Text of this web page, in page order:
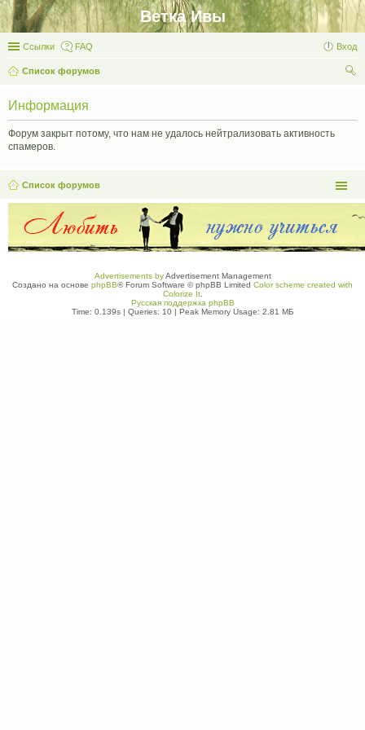
Ветка Ивы
Ссылки FAQ Вход
Список форумов
Информация
Форум закрыт потому, что нам не удалось нейтрализовать активность
спамеров.
Список форумов
Advertisements byAdvertisement Management
Создано на основе phpBB® Forum Software © phpBB Limited Color scheme created with
Colorize It.
Русская поддержка phpBB
Time: 0.139s| Queries: 10| Peak Memory Usage: 2.81 МБ